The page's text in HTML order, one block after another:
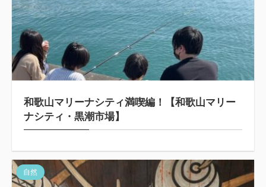
和歌山マリーナシティ満喫編！【和歌山マリー
ナシティ・黒潮市場】
自然